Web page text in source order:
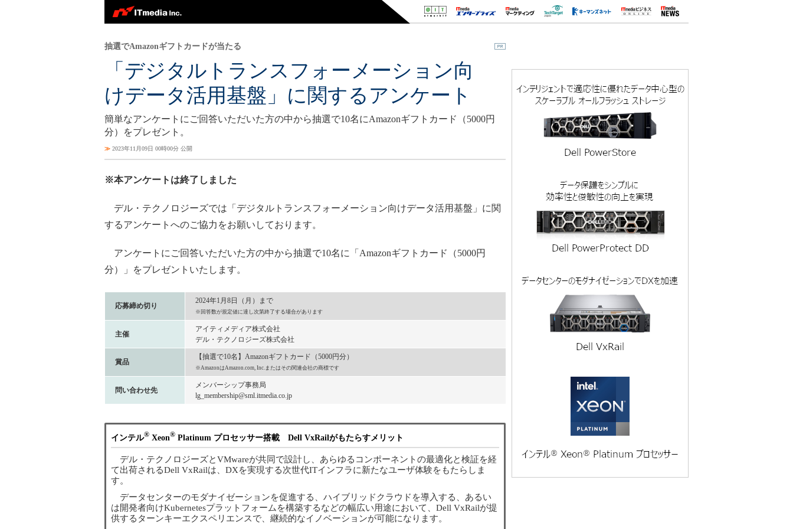
「デジタルトランスフォーメーション向
けデータ活用基盤」に関するアンケート
抽選でAmazonギフトカードが当たる
簡単なアンケートにご回答いただいた方の中から抽選で10名にAmazonギフトカード（5000円
分）をプレゼント。
≫ 2023年11月09日 00時00分 公開
※本アンケートは終了しました
デル・テクノロジーズでは「デジタルトランスフォーメーション向けデータ活用基盤」に関
するアンケートへのご協力をお願いしております。
アンケートにご回答いただいた方の中から抽選で10名に「Amazonギフトカード（5000円
分）」をプレゼントいたします。
応募締め切り
2024年1月8日（月）まで
※回答数が規定値に達し次第終了する場合があります
主催
アイティメディア株式会社
デル・テクノロジーズ株式会社
賞品
【抽選で10名】Amazonギフトカード（5000円分）
※AmazonはAmazon.com, Inc.またはその関連会社の商標です
問い合わせ先
メンバーシップ事務局
lg_membership@sml.itmedia.co.jp
インテル® Xeon® Platinum プロセッサー搭載 Dell VxRailがもたらすメリット
デル・テクノロジーズとVMwareが共同で設計し、あらゆるコンポーネントの最適化と検証を経
て出荷されるDell VxRailは、DXを実現する次世代ITインフラに新たなユーザ体験をもたらしま
す。
データセンターのモダナイゼーションを促進する、ハイブリッドクラウドを導入する、あるい
は開発者向けKubernetesプラットフォームを構築するなどの幅広い用途において、Dell VxRailが提
供するターンキーエクスペリエンスで、継続的なイノベーションが可能になります。